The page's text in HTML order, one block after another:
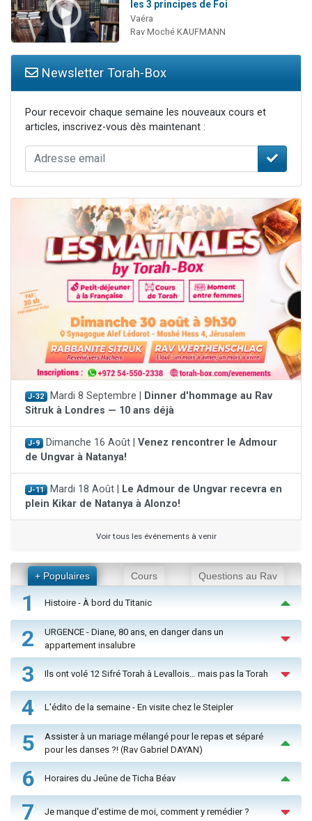
les 3 principes de Foi
Vaéra
Rav Moché KAUFMANN
Newsletter Torah-Box
Pour recevoir chaque semaine les nouveaux cours et
articles, inscrivez-vous dès maintenant :
J-32 Mardi 8 Septembre |
Dinner d'hommage au Rav
Sitruk à Londres — 10 ans déjà
J-9 Dimanche 16 Août | Venez rencontrer le Admour
de Ungvar à Natanya!
J-11 Mardi 18 Août |
Le Admour de Ungvar recevra en
plein Kikar de Natanya à Alonzo!
Voir tous les événements à venir
+ Populaires Cours Questions au Rav
1 Histoire - À bord du Titanic
2
URGENCE - Diane, 80 ans, en danger dans un
appartement insalubre
3 Ils ont volé 12 Sifré Torah à Levallois… mais pas la Torah
4 L'édito de la semaine - En visite chez le Steipler
5
Assister à un mariage mélangé pour le repas et séparé
pour les danses ?! (Rav Gabriel DAYAN)
6 Horaires du Jeûne de Ticha Béav
7 Je manque d'estime de moi, comment y remédier ?